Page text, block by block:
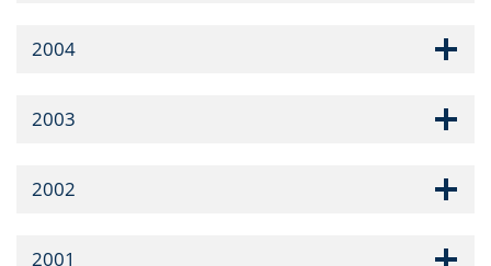
2004
2003
2002
2001